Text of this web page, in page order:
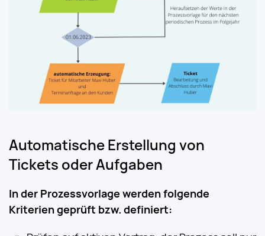
Automatische Erstellung von
Tickets oder Aufgaben
In der Prozessvorlage werden folgende
Kriterien geprüft bzw. definiert: